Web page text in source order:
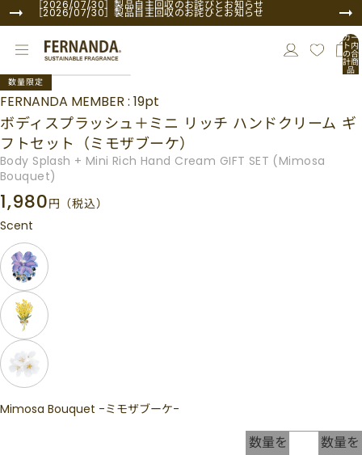
［2026/07/30］製品自主回収のお詫びとお知らせ
［2026/07/30］製品自主回収のお詫びとお知らせ
カー
ト内
の合
計商
品
数:
商品情報にスキップ
ボディスプラッシュ＋ミニ リッチ ハンドクリーム ギ
フトセット（ミモザブーケ）
Body Splash + Mini Rich Hand Cream GIFT SET (Mimosa
Bouquet)
数量限定
1,980円 （税込）
FERNANDA MEMBER : 19pt
Scent
Mimosa Bouquet -ミモザブーケ-
数量を
数量を